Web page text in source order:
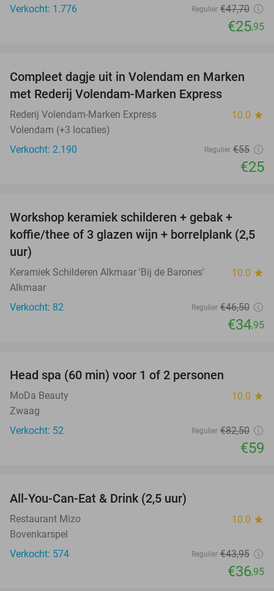
Verkocht: 1.776
Regulier €47,70
€25,95
55%
Compleet dagje uit in Volendam en Marken
met Rederij Volendam-Marken Express
Rederij Volendam-Marken Express 10.0 star
Volendam (+3 locaties)
Verkocht: 2.190
Regulier €55
€25
Workshop keramiek schilderen + gebak +
koffie/thee of 3 glazen wijn + borrelplank (2,5
uur)
Keramiek Schilderen Alkmaar 'Bij de Barones' 10.0 star
Alkmaar
Verkocht: 82
Regulier €46,50
€34,95
Head spa (60 min) voor 1 of 2 personen
MoDa Beauty 10.0 star
Zwaag
Verkocht: 52
Regulier €82,50
€59
All-You-Can-Eat & Drink (2,5 uur)
Restaurant Mizo 10.0 star
Bovenkarspel
Verkocht: 574
Regulier €43,95
€36,95